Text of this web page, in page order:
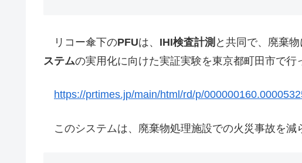
リコー傘下のPFUは、 IHI検査計測 と共同で、廃棄
ステムの実用化に向けた実証実験を東京都町田市で行
https://prtimes.jp/main/html/rd/p/
このシステムは、廃棄物処理施設での火災事故を減